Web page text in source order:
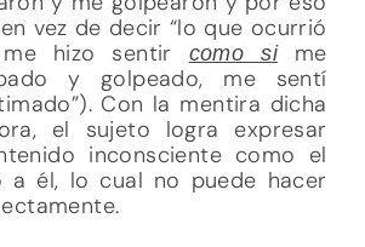
vez de decir “lo que ocurrió
hizo sentir
como sime
y golpeado, me sentí
Con la mentira dicha
el sujeto logra expresar
inconsciente como el
a él, lo cual no puede hacer